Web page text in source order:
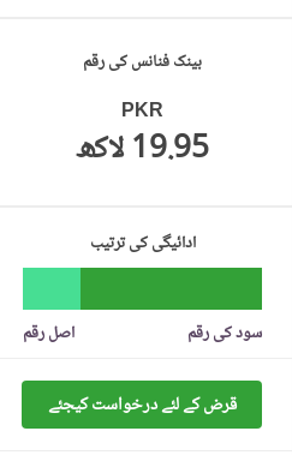
بینک فنانس کی رقم
PKR
19.95 لاکھ
ادائیگی کی ترتیب
سود کی رقم اصل رقم
قرض کے لئے درخواست کیجئے